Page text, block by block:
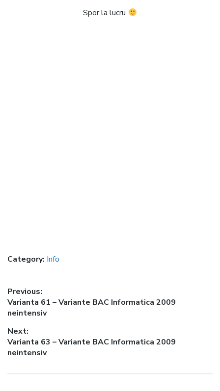
Spor la lucru
Category: Info
Post
navigation
Previous:
Previous
post:
Varianta 61 – Variante BAC Informatica 2009
neintensiv
Next:
Next
post:
Varianta 63 – Variante BAC Informatica 2009
neintensiv